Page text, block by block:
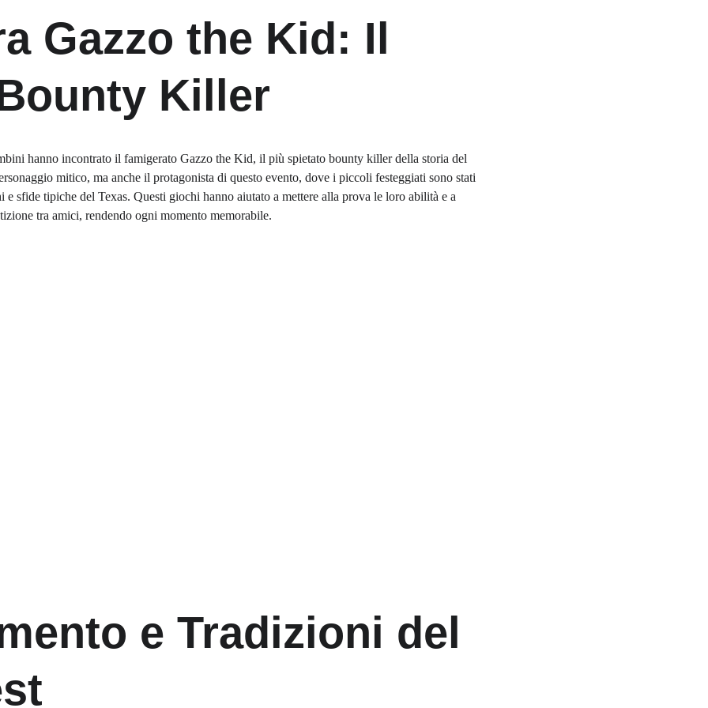
Gazzo the Kid: Il
Killer
hanno incontrato il famigerato Gazzo the Kid, il più spietato bounty killer della storia del
mitico, ma anche il protagonista di questo evento, dove i piccoli festeggiati sono stati
e sfide tipiche del Texas. Questi giochi hanno aiutato a mettere alla prova le loro abilità e a
tra amici, rendendo ogni momento memorabile.
e Tradizioni del